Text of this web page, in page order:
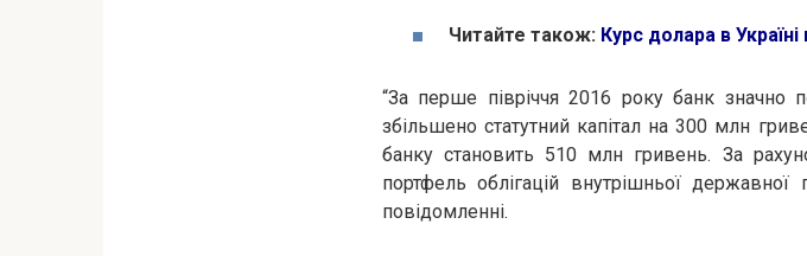
Читайте також: Курс долара в
“За перше півріччя 2016 року банк значно
збільшено статутний капітал на 300 млн
банку становить 510 млн гривень. За
портфель облігацій внутрішньої
повідомленні.